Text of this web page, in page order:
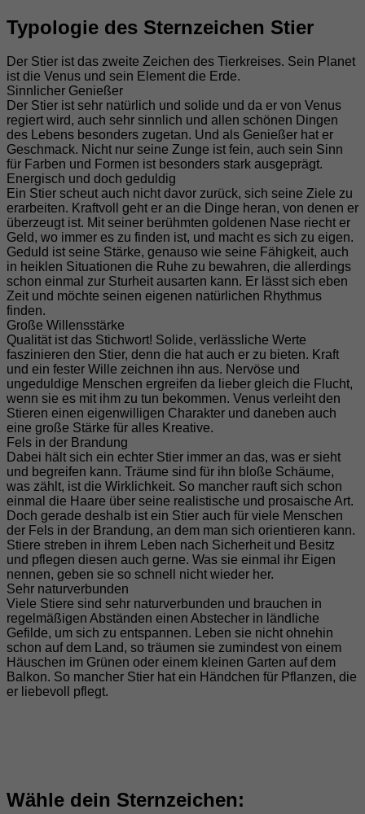
Typologie des Sternzeichen Stier
Der Stier ist das zweite Zeichen des Tierkreises. Sein Planet
ist die Venus und sein Element die Erde.
Sinnlicher Genießer
Der Stier ist sehr natürlich und solide und da er von Venus
regiert wird, auch sehr sinnlich und allen schönen Dingen
des Lebens besonders zugetan. Und als Genießer hat er
Geschmack. Nicht nur seine Zunge ist fein, auch sein Sinn
für Farben und Formen ist besonders stark ausgeprägt.
Energisch und doch geduldig
Ein Stier scheut auch nicht davor zurück, sich seine Ziele zu
erarbeiten. Kraftvoll geht er an die Dinge heran, von denen er
überzeugt ist. Mit seiner berühmten goldenen Nase riecht er
Geld, wo immer es zu finden ist, und macht es sich zu eigen.
Geduld ist seine Stärke, genauso wie seine Fähigkeit, auch
in heiklen Situationen die Ruhe zu bewahren, die allerdings
schon einmal zur Sturheit ausarten kann. Er lässt sich eben
Zeit und möchte seinen eigenen natürlichen Rhythmus
finden.
Große Willensstärke
Qualität ist das Stichwort! Solide, verlässliche Werte
faszinieren den Stier, denn die hat auch er zu bieten. Kraft
und ein fester Wille zeichnen ihn aus. Nervöse und
ungeduldige Menschen ergreifen da lieber gleich die Flucht,
wenn sie es mit ihm zu tun bekommen. Venus verleiht den
Stieren einen eigenwilligen Charakter und daneben auch
eine große Stärke für alles Kreative.
Fels in der Brandung
Dabei hält sich ein echter Stier immer an das, was er sieht
und begreifen kann. Träume sind für ihn bloße Schäume,
was zählt, ist die Wirklichkeit. So mancher rauft sich schon
einmal die Haare über seine realistische und prosaische Art.
Doch gerade deshalb ist ein Stier auch für viele Menschen
der Fels in der Brandung, an dem man sich orientieren kann.
Stiere streben in ihrem Leben nach Sicherheit und Besitz
und pflegen diesen auch gerne. Was sie einmal ihr Eigen
nennen, geben sie so schnell nicht wieder her.
Sehr naturverbunden
Viele Stiere sind sehr naturverbunden und brauchen in
regelmäßigen Abständen einen Abstecher in ländliche
Gefilde, um sich zu entspannen. Leben sie nicht ohnehin
schon auf dem Land, so träumen sie zumindest von einem
Häuschen im Grünen oder einem kleinen Garten auf dem
Balkon. So mancher Stier hat ein Händchen für Pflanzen, die
er liebevoll pflegt.
Wähle dein Sternzeichen: